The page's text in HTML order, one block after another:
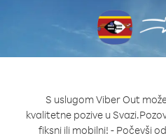
S uslugom Viber Out
kvalitetne pozive u Svazi.
fiksni ili mobilni! - Počevši